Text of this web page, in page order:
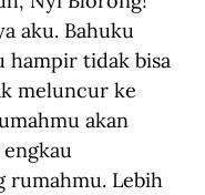
aku. Bahuku
hampir tidak bisa
meluncur ke
akan
rumahmu. Lebih